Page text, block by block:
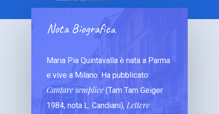
Nota Biografica
Maria Pia Quintavalla è nata a Parma
e vive a Milano. Ha pubblicato:
Cantare semplice (Tam Tam Geiger
1984, nota L. Candiani), Lettere